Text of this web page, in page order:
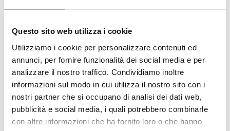
Questo sito web utilizza i cookie
Utilizziamo i cookie per personalizzare contenuti ed
annunci, per fornire funzionalità dei social media e per
analizzare il nostro traffico. Condividiamo inoltre
informazioni sul modo in cui utilizza il nostro sito con i
nostri partner che si occupano di analisi dei dati web,
pubblicità e social media, i quali potrebbero combinarle
con altre informazioni che ha fornito loro o che hanno
I progetti devono essere presentati da
transnazionali composti da
almeno tre partner
finanziati
, provenienti da almeno tre diversi Stati
membri UE o Paesi associati a Horizon Europe.
È ammessa anche la partecipazione di Associated
Partners (senza contributo finanziario), mentre il
coordinatore deve essere un soggetto eleggibile al
finanziamento.
Per l’Italia (Provincia Autonoma di Bolzano) i partner